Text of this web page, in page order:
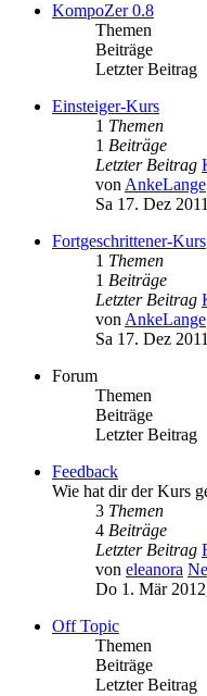
KompoZer 0.8
Themen
Beiträge
Letzter Beitrag
Einsteiger-Kurs
1 Themen
1 Beiträge
Letzter Beitrag
vonAnkeLange
Sa 17. Dez
Fortgeschrittener-Kurs
1 Themen
1 Beiträge
Letzter Beitrag
vonAnkeLange
Sa 17. Dez
Forum
Themen
Beiträge
Letzter Beitrag
Feedback
Wie hat dir der Kurs
3 Themen
4 Beiträge
Letzter Beitrag
von eleanora
Do 1. Mär
Off Topic
Themen
Beiträge
Letzter Beitrag